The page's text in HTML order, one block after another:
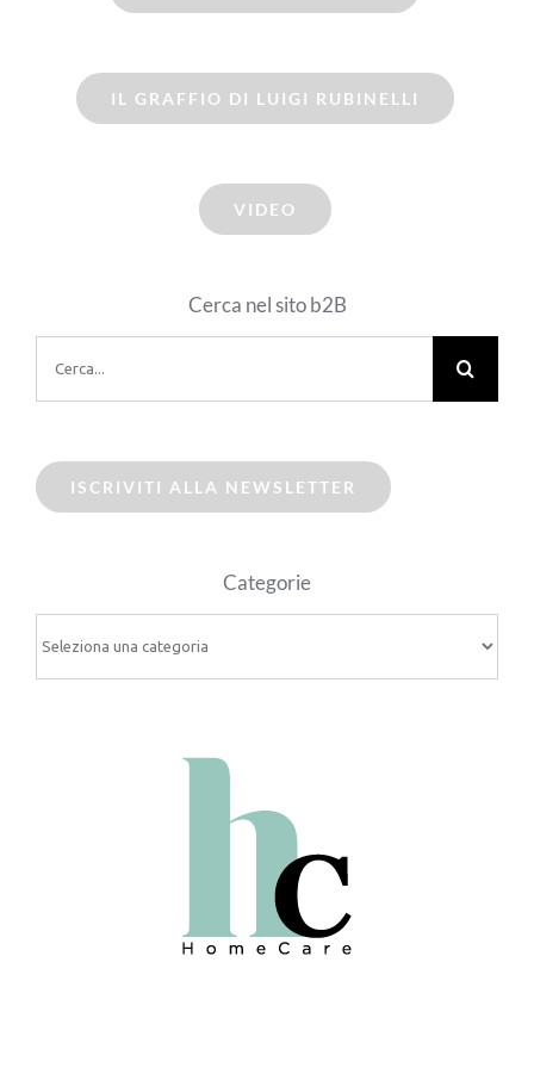
IL GRAFFIO DI LUIGI RUBINELLI
VIDEO
Cerca nel sito b2B
per:
ISCRIVITI ALLA NEWSLETTER
Categorie